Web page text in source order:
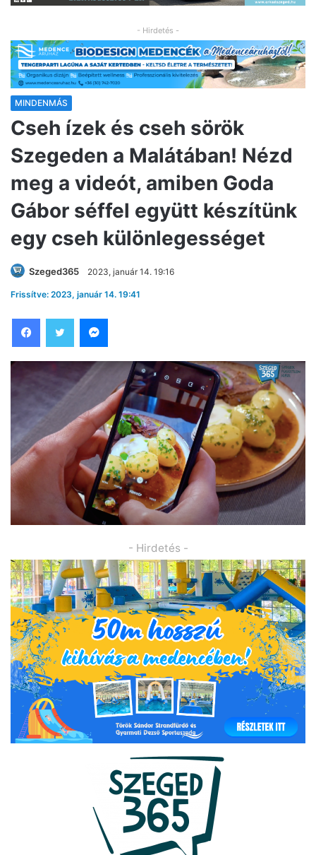
- Hirdetés -
MINDENMÁS
Cseh ízek és cseh sörök
Szegeden a Malátában! Nézd
meg a videót, amiben Goda
Gábor séffel együtt készítünk
egy cseh különlegességet
Szeged365 2023, január 14. 19:16
Frissítve: 2023, január 14. 19:41
- Hirdetés -